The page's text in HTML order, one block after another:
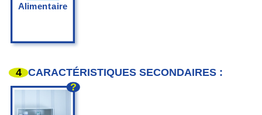
Alimentaire
4 CARACTÉRISTIQUES SECONDAIRES :
?